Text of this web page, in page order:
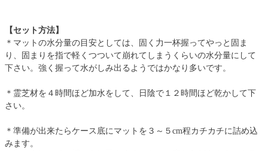
【セット方法】
＊マットの水分量の目安としては、固く力一杯握ってやっと固ま
り、固まりを指で軽くつついて崩れてしまうくらいの水分量にして
下さい。強く握って水がしみ出るようではかなり多いです。
＊霊芝材を４時間ほど加水をして、日陰で１２時間ほど乾かして下
さい。
＊準備が出来たらケース底にマットを３～５cm程カチカチに詰め込
みます。